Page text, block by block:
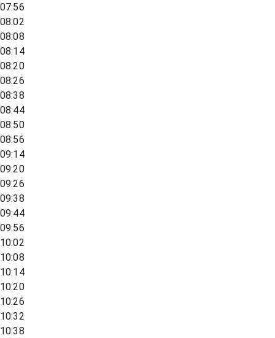
07:56
08:02
08:08
08:14
08:20
08:26
08:38
08:44
08:50
08:56
09:14
09:20
09:26
09:38
09:44
09:56
10:02
10:08
10:14
10:20
10:26
10:32
10:38